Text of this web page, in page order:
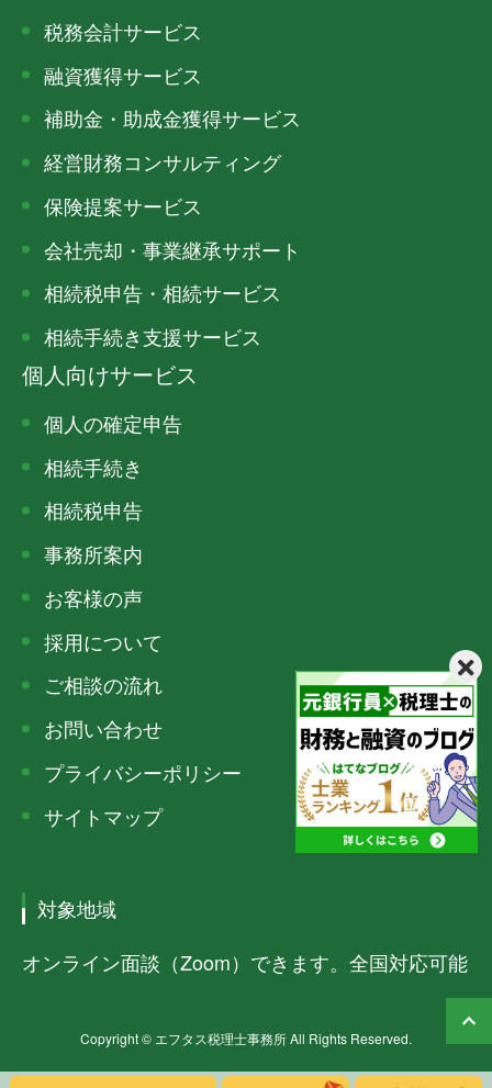
税務会計サービス
融資獲得サービス
補助金・助成金獲得サービス
経営財務コンサルティング
保険提案サービス
会社売却・事業継承サポート
相続税申告・相続サービス
相続手続き支援サービス
個人向けサービス
個人の確定申告
相続手続き
相続税申告
事務所案内
お客様の声
採用について
ご相談の流れ
お問い合わせ
プライバシーポリシー
サイトマップ
対象地域
オンライン面談（Zoom）できます。全国対応可能
Copyright © エフタス税理士事務所 All Rights Reserved.